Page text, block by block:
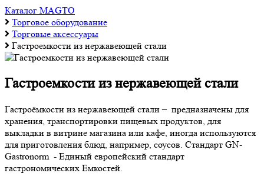
Каталог MAGTO
Торговое оборудованиe
Торговые аксессуары
Гастроемкости из нержавеющей стали
Гастроемкости из нержавеющей стали
Гастроёмкости из нержавеющей стали – предназначены для
хранения, транспортировки пищевых продуктов, для
выкладки в витрине магазина или кафе, иногда используются
для приготовления блюд, например, соусов. Стандарт GN-
Gastronorm - Единый европейский стандарт
гастрономических Емкостей.